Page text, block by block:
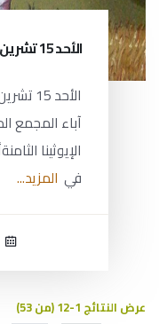
الأحد 15 تشرين الأوّل 2023
آباء المجمع
في المزيد...
عرض النتائج 1-12 (من 53)